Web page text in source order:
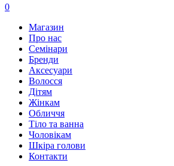
0
Магазин
Про нас
Семінари
Бренди
Аксесуари
Волосся
Дітям
Жінкам
Обличчя
Тіло та ванна
Чоловікам
Шкіра голови
Контакти